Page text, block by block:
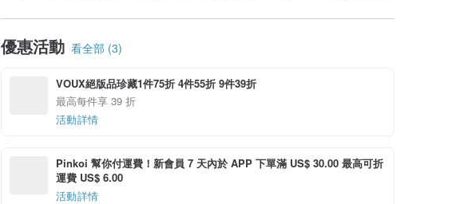
優惠活動 看全部 (3)
VOUX絕版品珍藏1件75折 4件55折 9件39折
最高每件享 39 折
活動詳情
Pinkoi 幫你付運費！新會員 7 天內於 APP 下單滿 US$ 30.00 最高可折
運費 US$ 6.00
活動詳情